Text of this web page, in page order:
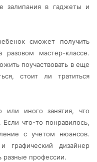
залипания в гаджеты и
сможет получить
разовом мастер-классе.
поучаствовать в еще
стоит ли тратиться
или иного занятия, что
что-то понравилось,
с учетом нюансов.
графический дизайнер
разные профессии.